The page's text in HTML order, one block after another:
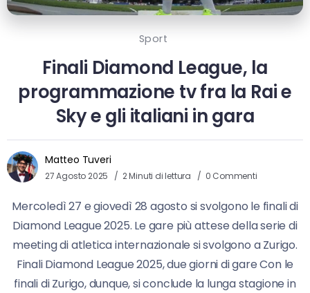
Sport
Finali Diamond League, la
programmazione tv fra la Rai e
Sky e gli italiani in gara
Matteo Tuveri
27 Agosto 2025 2 Minuti di lettura 0 Commenti
Mercoledì 27 e giovedì 28 agosto si svolgono le finali di
Diamond League 2025. Le gare più attese della serie di
meeting di atletica internazionale si svolgono a Zurigo.
Finali Diamond League 2025, due giorni di gare Con le
finali di Zurigo, dunque, si conclude la lunga stagione in